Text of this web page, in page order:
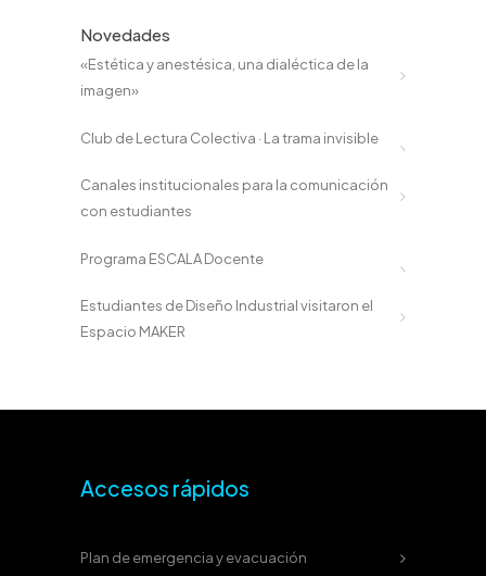
Novedades
«Estética y anestésica, una dialéctica de la
imagen»
Club de Lectura Colectiva · La trama invisible
Canales institucionales para la comunicación
con estudiantes
Programa ESCALA Docente
Estudiantes de Diseño Industrial visitaron el
Espacio MAKER
Accesos rápidos
Plan de emergencia y evacuación